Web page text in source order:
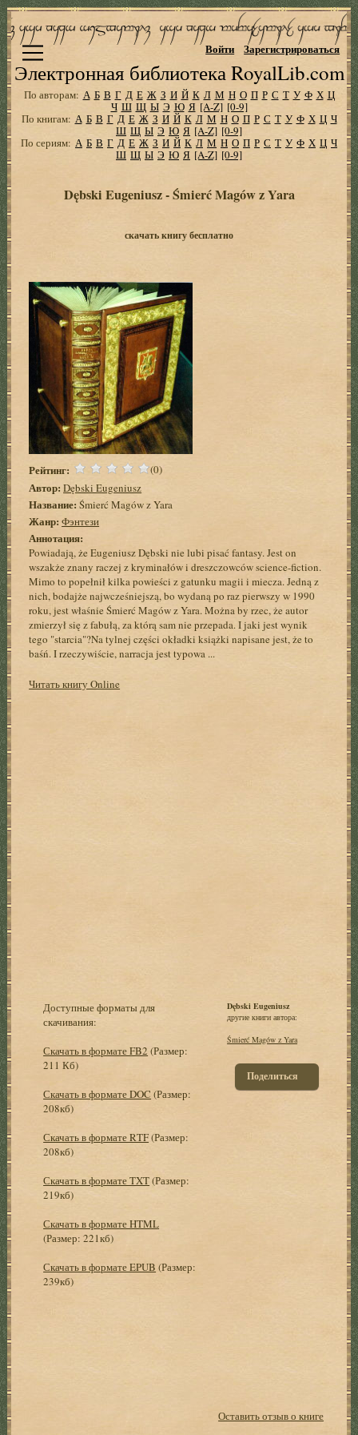
Электронная библиотека RoyalLib.com
Войти Зарегистрироваться
По авторам: А Б В Г Д Е Ж З И Й К Л М Н О П Р С Т У Ф Х Ц
Ч Ш Щ Ы Э Ю Я [A-Z] [0-9]
По книгам: А Б В Г Д Е Ж З И Й К Л М Н О П Р С Т У Ф Х Ц Ч
Ш Щ Ы Э Ю Я [A-Z] [0-9]
По сериям: А Б В Г Д Е Ж З И Й К Л М Н О П Р С Т У Ф Х Ц Ч
Ш Щ Ы Э Ю Я [A-Z] [0-9]
Dębski Eugeniusz - Śmierć Magów z Yara
скачать книгу бесплатно
Рейтинг: (0)
Автор: Dębski Eugeniusz
Название: Śmierć Magów z Yara
Жанр: Фэнтези
Аннотация:
Powiadają, że Eugeniusz Dębski nie lubi pisać fantasy. Jest on
wszakże znany raczej z kryminałów i dreszczowców science-fiction.
Mimo to popełnił kilka powieści z gatunku magii i miecza. Jedną z
nich, bodajże najwcześniejszą, bo wydaną po raz pierwszy w 1990
roku, jest właśnie Śmierć Magów z Yara. Można by rzec, że autor
zmierzył się z fabułą, za którą sam nie przepada. I jaki jest wynik
tego "starcia"?Na tylnej części okładki książki napisane jest, że to
baśń. I rzeczywiście, narracja jest typowa ...
Читать книгу Online
Доступные форматы для
скачивания:
Скачать в формате FB2 (Размер:
211 Кб)
Скачать в формате DOC (Размер:
208кб)
Скачать в формате RTF(Размер:
208кб)
Скачать в формате TXT(Размер:
219кб)
Скачать в формате HTML
(Размер: 221кб)
Скачать в формате EPUB (Размер:
239кб)
Dębski Eugeniusz
другие книги автора:
Śmierć Magów z Yara
Поделиться
Оставить отзыв о книге